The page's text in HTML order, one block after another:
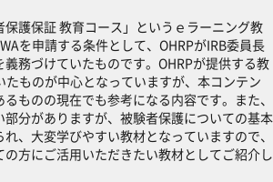
護保証 教育コース」というｅラーニング教
を申請する条件として、OHRPがIRB委員長
義務づけていたものです。OHRPが提供する教
たものが中心となっていますが、本コンテン
ものの現在でも参考になる内容です。また、
部分がありますが、被験者保護についての基本
、大変学びやすい教材となっていますので、
方にご活用いただきたい教材としてご紹介し